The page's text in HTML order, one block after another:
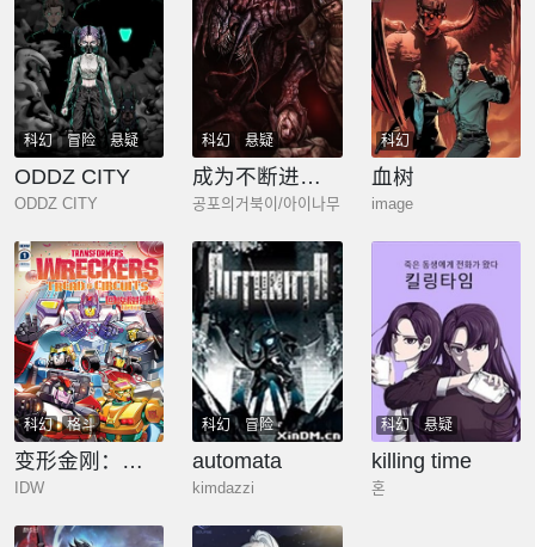
科幻 冒险 悬疑
ODDZ CITY
ODDZ CITY
科幻 悬疑
成为不断进化的宇宙怪物
공포의거북이/아이나무
科幻
血树
image
科幻 格斗
变形金刚：回收救援队一技中计
IDW
科幻 冒险
automata
kimdazzi
科幻 悬疑
killing time
혼